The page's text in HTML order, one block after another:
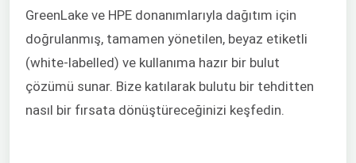
GreenLake ve HPE donanımlarıyla dağıtım için
doğrulanmış, tamamen yönetilen, beyaz etiketli
(white-labelled) ve kullanıma hazır bir bulut
çözümü sunar. Bize katılarak bulutu bir tehditten
nasıl bir fırsata dönüştüreceğinizi keşfedin.